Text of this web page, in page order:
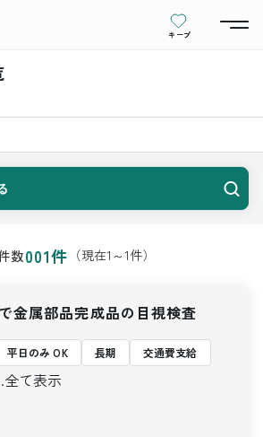
キープ
数001件 （現在1 ～1件）
金属部品完成品の目視検査
平日のみ OK 長期
交通費支給
全て表示